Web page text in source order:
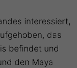
interessiert,
das
befindet und
den Maya